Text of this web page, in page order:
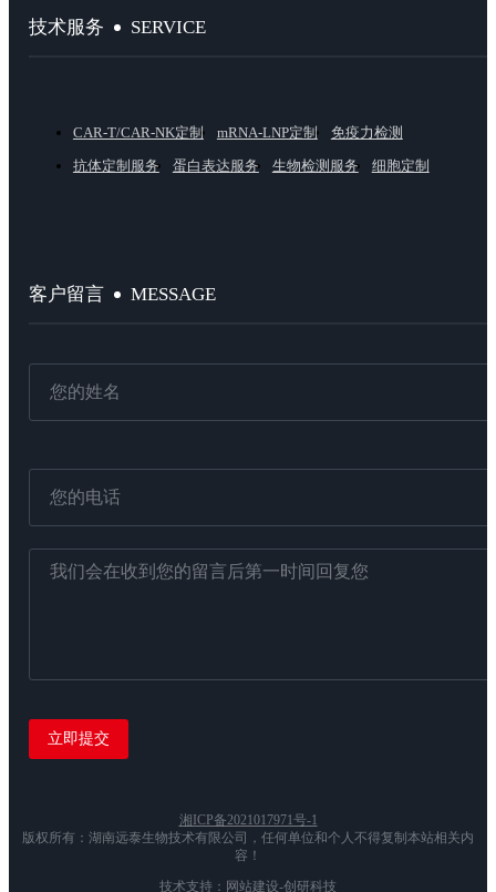
技术服务 SERVICE
CAR-T/CAR-NK定制 mRNA-LNP定制
免疫力检测
抗体定制服务
蛋白表达服务 生物检测服务 细胞定制
客户留言 MESSAGE
湘ICP备2021017971号-1
版权所有：湖南远泰生物技术有限公司，任何单位和个人不得复制本站相关内
容！
技术支持：网站建设-创研科技